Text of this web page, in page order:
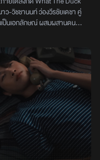
ว-วิชชานนท์ ว่องวีรชัยเดชา คู่
ป็นเอกลักษณ์ ผสมผสานดนตรี
ลอดไปไม่มีจริง’ รวมถึง
ดวิวไปกว่า 27 ล้านยอดวิว
งยังเคยปล่อยอัลบั้ม
องพิสูจน’ อัลบั้มเต็มชุดแรกใน
างๆ ออกมาให้แฟนเพลงได้
เธอสักที”เพลงนี้ ‘นายแน่มาก’
ดยเนื้อหาจะพูดถึงความ
, เพื่อน รวมไปถึงคู่รัก ที่ต่างก็
จที่สุด เพลงนี้จึงเปรียบเหมือน
พร้อมเนื้อเพลงที่มีความหมาย
นเล็กน้อย ทำให้เข้าถึงความ